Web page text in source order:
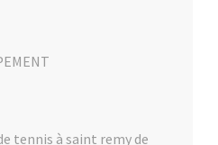
tennis à saint remy de